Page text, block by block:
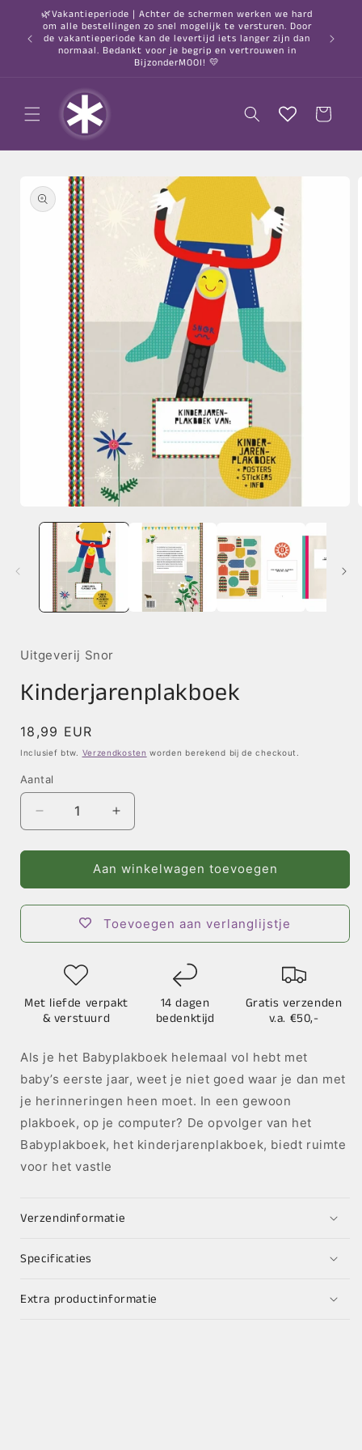
naar de
content
🌿Vakantieperiode | Achter de schermen werken we hard
om alle bestellingen zo snel mogelijk te versturen. Door
de vakantieperiode kan de levertijd iets langer zijn dan
normaal. Bedankt voor je begrip en vertrouwen in
BijzonderMOOI! 💛
○
Winkelwagen
direct naar
openen
modaal
Uitgeverij Snor
Kinderjarenplakboek
Normale
prijs
18,99 EUR
Inclusief btw. Verzendkosten worden berekend bij de checkout.
Aantal
Aantal
verlagen
voor
Kinderjarenplakboek
Aantal
verhogen
voor
Kinderjarenplakboek
Aan winkelwagen toevoegen
Toevoegen aan verlanglijstje
Met liefde verpakt
& verstuurd
14 dagen
bedenktijd
Gratis verzenden
v.a. €50,-
Als je het Babyplakboek helemaal vol hebt met
baby’s eerste jaar, weet je niet goed waar je dan met
je herinneringen heen moet. In een gewoon
plakboek, op je computer? De opvolger van het
Babyplakboek, het kinderjarenplakboek, biedt ruimte
voor het vastle
Verzendinformatie
Specificaties
Extra productinformatie